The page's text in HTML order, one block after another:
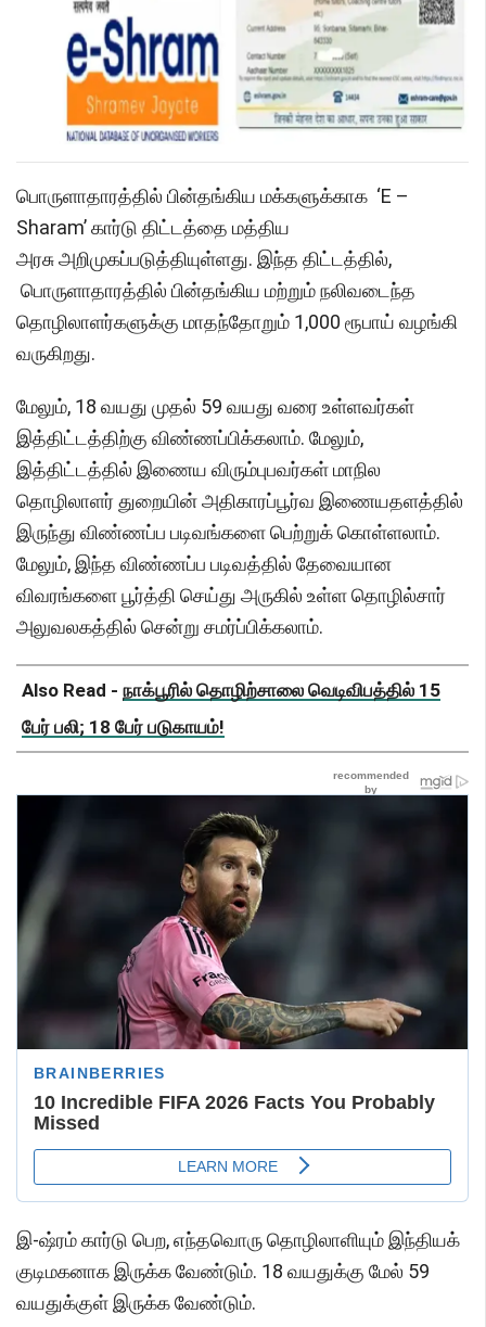
பொருளாதாரத்தில் பின்தங்கிய மக்களுக்காக ‘E –
Sharam’ கார்டு திட்டத்தை மத்திய
அரசு அறிமுகப்படுத்தியுள்ளது. இந்த திட்டத்தில்,
பொருளாதாரத்தில் பின்தங்கிய மற்றும் நலிவடைந்த
தொழிலாளர்களுக்கு மாதந்தோறும் 1,000 ரூபாய் வழங்கி
வருகிறது.
மேலும், 18 வயது முதல் 59 வயது வரை உள்ளவர்கள்
இத்திட்டத்திற்கு விண்ணப்பிக்கலாம். மேலும்,
இத்திட்டத்தில் இணைய விரும்புபவர்கள் மாநில
தொழிலாளர் துறையின் அதிகாரப்பூர்வ இணையதளத்தில்
இருந்து விண்ணப்ப படிவங்களை பெற்றுக் கொள்ளலாம்.
மேலும், இந்த விண்ணப்ப படிவத்தில் தேவையான
விவரங்களை பூர்த்தி செய்து அருகில் உள்ள தொழில்சார்
அலுவலகத்தில் சென்று சமர்ப்பிக்கலாம்.
Also Read - நாக்பூரில் தொழிற்சாலை வெடிவிபத்தில் 15
பேர் பலி; 18 பேர் படுகாயம்!
இ-ஷ்ரம் கார்டு பெற, எந்தவொரு தொழிலாளியும் இந்தியக்
குடிமகனாக இருக்க வேண்டும். 18 வயதுக்கு மேல் 59
வயதுக்குள் இருக்க வேண்டும்.